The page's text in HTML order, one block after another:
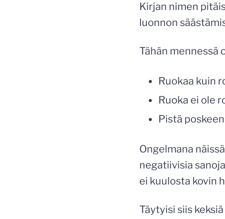
Kirjan nimen
luonnon
Tähän mennessä
Ruokaa kuin
Ruoka ei ole
Pistä
Ongelmana
negatiivisia
ei kuulosta kovin
Täytyisi siis